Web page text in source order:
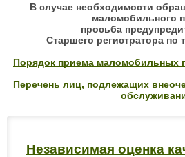
В случае необходимости
маломобильного
просьба
Старшего регистратора по
Порядок приема маломобильных
Перечень лиц, подлежащих
Независимая оценка